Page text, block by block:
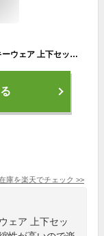
《クーポン500円OFF》 スノーボードウェア スキーウェア 上下セット レディース パンツ ジャケット ボード ウェア スノボ ウェア ウェア スノー ウェア ウエア おしゃれ かわいい 上 下 スノーボード スキー アウトドア 保温 中綿 撥水 防風 防寒 着 耐水 ISET-50 【LDY】
庫を楽天でチェック >>
ェア 上下セッ